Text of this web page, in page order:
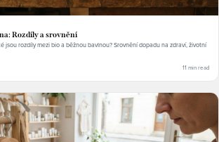
Rozdíly a srovnění
jsou rozdíly mezi bio a běžnou bavlnou? Srovnění dopadu na zdraví, životní
11 min read